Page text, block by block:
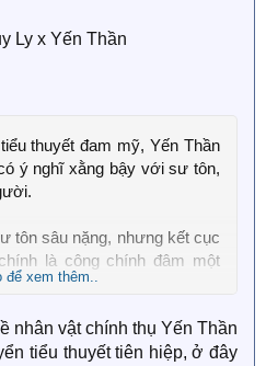
Ly x Yến Thần
thuyết đam mỹ, Yến Thần
ý nghĩ xằng bậy với sư tôn,
tôn sâu nặng, nhưng kết cục
là công chính đâm một
cần không yêu Thẩm Quy
chết."
để xem thêm..
nhân vật chính thụ Yến Thần
tiểu thuyết tiên hiệp, ở đây